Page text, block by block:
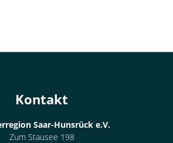
Kontakt
Saar-Hunsrück e.V.
Zum Stausee 198